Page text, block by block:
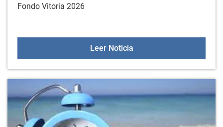
Fondo Vitoria 2026
Leer NoticiaPrueba deportiva: Gran